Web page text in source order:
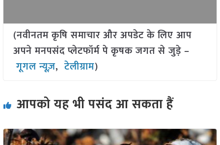
(नवीनतम कृषि समाचार और अपडेट के लिए आप
अपने मनपसंद प्लेटफॉर्म पे कृषक जगत से जुड़े –
गूगल न्यूज़,टेलीग्राम)
आपको यह भी पसंद आ सकता हैं